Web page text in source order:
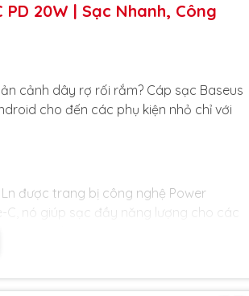
20W | Sạc Nhanh, Công
cảnh dây rợ rối rắm? Cáp sạc Baseus
cho đến các phụ kiện nhỏ chỉ với
được trang bị công nghệ Power
C, nó giúp sạc đầy năng lượng cho các
đợi của bạn.
nhất: Micro USB, Ln và Type-C. Bạn có
mà không cần phải mang theo 3 sợi dây